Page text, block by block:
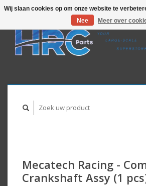
Mecatech Racing -
Crankshaft Assy (1
Wij slaan cookies op om onze website te
Nee
Meer over